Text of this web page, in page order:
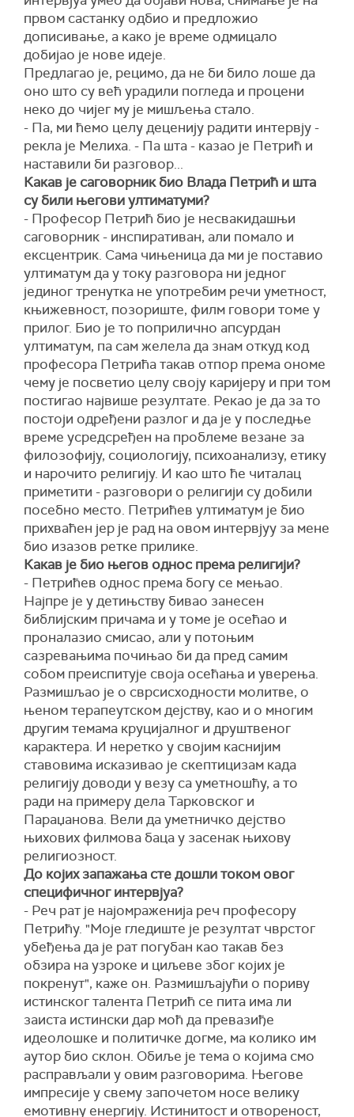
првом састанку одбио и предложио
дописивање, а како је време одмицало
добијао је нове идеје.
Предлагао је, рецимо, да не би било лоше да
оно што су већ урадили погледа и процени
неко до чијег му је мишљења стало.
- Па, ми ћемо целу деценију радити интервју -
рекла је Мелиха. - Па шта - казао је Петрић и
наставили би разговор...
Какав је саговорник био Влада Петрић и шта
су били његови ултиматуми?
- Професор Петрић био је несвакидашњи
саговорник - инспиративан, али помало и
ексцентрик. Сама чињеница да ми је поставио
ултиматум да у току разговора ни једног
јединог тренутка не употребим речи уметност,
књижевност, позориште, филм говори томе у
прилог. Био је то поприлично апсурдан
ултиматум, па сам желела да знам откуд код
професора Петрића такав отпор према ономе
чему је посветио целу своју каријеру и при том
постигао највише резултате. Рекао је да за то
постоји одређени разлог и да је у последње
време усредсређен на проблеме везане за
филозофију, социологију, психоанализу, етику
и нарочито религију. И као што ће читалац
приметити - разговори о религији су добили
посебно место. Петрићев ултиматум је био
прихваћен јер је рад на овом интервјуу за мене
био изазов ретке прилике.
Какав је био његов однос према религији?
- Петрићев однос према богу се мењао.
Најпре је у детињству бивао занесен
библијским причама и у томе је осећао и
проналазио смисао, али у потоњим
сазревањима почињао би да пред самим
собом преиспитује своја осећања и уверења.
Размишљао је о сврсисходности молитве, о
њеном терапеутском дејству, као и о многим
другим темама круцијалног и друштвеног
карактера. И неретко у својим каснијим
ставовима исказивао је скептицизам када
религију доводи у везу са уметношћу, а то
ради на примеру дела Тарковског и
Параџанова. Вели да уметничко дејство
њихових филмова баца у засенак њихову
религиозност.
До којих запажања сте дошли током овог
специфичног интервјуа?
- Реч рат је најомраженија реч професору
Петрићу. "Моје гледиште је резултат чврстог
убеђења да је рат погубан као такав без
обзира на узроке и циљеве због којих је
покренут", каже он. Размишљајући о пориву
истинског талента Петрић се пита има ли
заиста истински дар моћ да превазиђе
идеолошке и политичке догме, ма колико им
аутор био склон. Обиље је тема о којима смо
расправљали у овим разговорима. Његове
импресије у свему започетом носе велику
емотивну енергију. Истинитост и отвореност,